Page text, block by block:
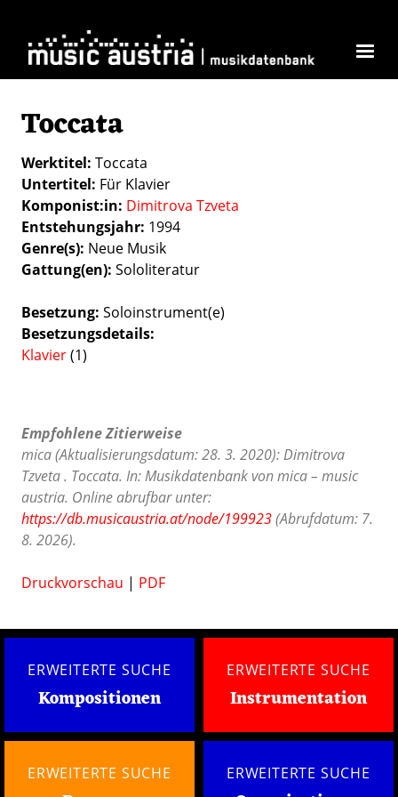
Toccata
Werktitel Toccata
Untertitel Für Klavier
Komponist:in Dimitrova Tzveta
Entstehungsjahr 1994
Genre(s) Neue Musik
Gattung(en) Sololiteratur
Besetzung Soloinstrument(e)
Besetzungsdetails
Klavier(1)
Empfohlene Zitierweise
mica (Aktualisierungsdatum: 28. 3. 2020): Dimitrova
Tzveta . Toccata. In: Musikdatenbank von mica – music
austria. Online abrufbar unter:
https://db.musicaustria.at/node/199923(Abrufdatum: 7.
8. 2026).
Druckvorschau | PDF
ERWEITERTE SUCHE
Kompositionen
ERWEITERTE SUCHE
Instrumentation
ERWEITERTE SUCHE ERWEITERTE SUCHE